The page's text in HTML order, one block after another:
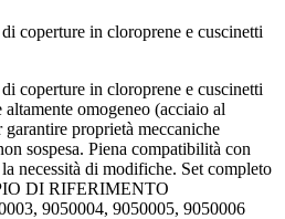
coperture in cloroprene e cuscinetti
coperture in cloroprene e cuscinetti
omogeneo (acciaio al
proprietà meccaniche
sospesa. Piena compatibilità con
necessità di modifiche. Set completo
DI RIFERIMENTO
9050004, 9050005, 9050006